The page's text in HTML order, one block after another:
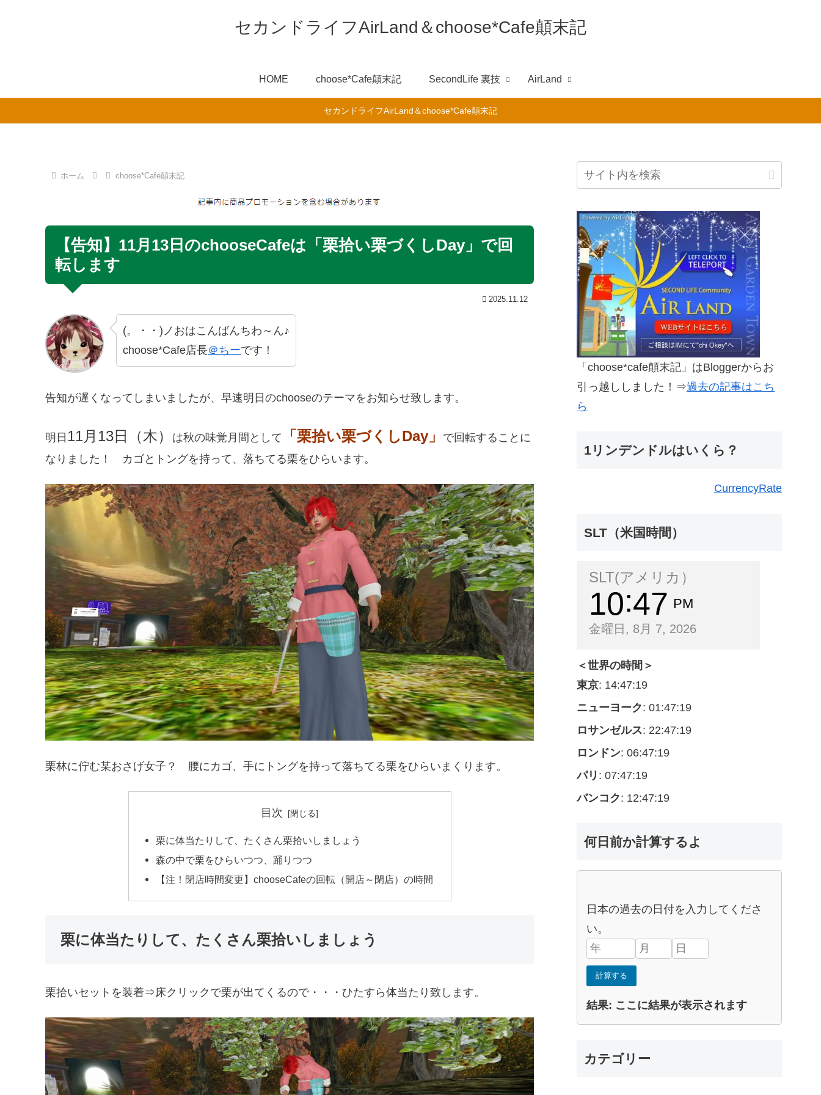
セカンドライフAirLand＆choose*Cafe顛末記
HOME choose*Cafe顛末記 SecondLife 裏技 AirLand
セカンドライフAirLand＆choose*Cafe顛末記
ホーム choose*Cafe顛末記
【告知】11月13日のchooseCafeは「栗拾い栗づくしDay」で回
転します
2025.11.12
(。・・)ノおはこんばんちわ～ん♪
choose*Cafe店長＠ちーです！
告知が遅くなってしまいましたが、早速明日のchooseのテーマをお知らせ致します。
明日 11月13日（木） は秋の味覚月間として 「栗拾い栗づくしDay」
で回転することに
なりました！ カゴとトングを持って、落ちてる栗をひらいます。
栗林に佇む某おさげ女子？ 腰にカゴ、手にトングを持って落ちてる栗をひらいまくります。
目次
栗に体当たりして、たくさん栗拾いしましょう
森の中で栗をひらいつつ、踊りつつ
【注！閉店時間変更】chooseCafeの回転（開店～閉店）の時間
栗に体当たりして、たくさん栗拾いしましょう
栗拾いセットを装着⇒床クリックで栗が出てくるので・・・ひたすら体当たり致します。
「choose*cafe顛末記」はBloggerからお
引っ越ししました！⇒過去の記事はこち
ら
1リンデンドルはいくら？
CurrencyRate
SLT（米国時間）
SLT(アメリカ）
10 47 PM
金曜日, 8月 7, 2026
＜世界の時間＞
東京: 14:47:20
ニューヨーク: 01:47:20
ロサンゼルス: 22:47:20
ロンドン: 06:47:20
パリ : 07:47:20
バンコク: 12:47:20
何日前か計算するよ
日本の過去の日付を入力してくださ
い。
計算する
結果: ここに結果が表示されます
カテゴリー